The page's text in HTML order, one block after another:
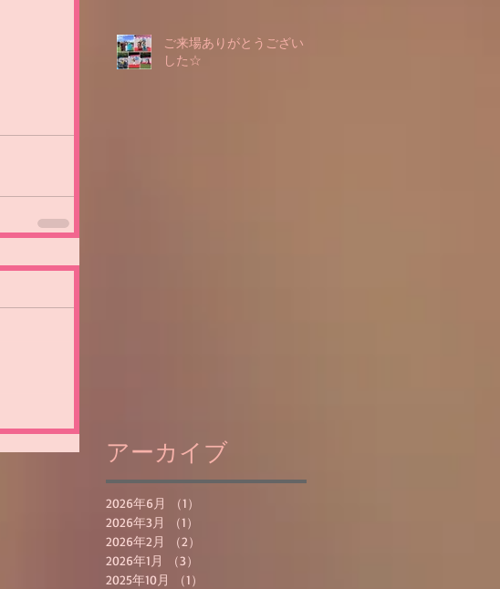
ご来場ありがとうございま
した☆
アーカイブ
2026年6月 （1）
2026年3月
（1）
2026年2月
（2）
2026年1月
（3）
2025年10月
（1）